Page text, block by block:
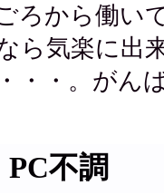
ろから働い
ら気楽に
・・。がん
不調